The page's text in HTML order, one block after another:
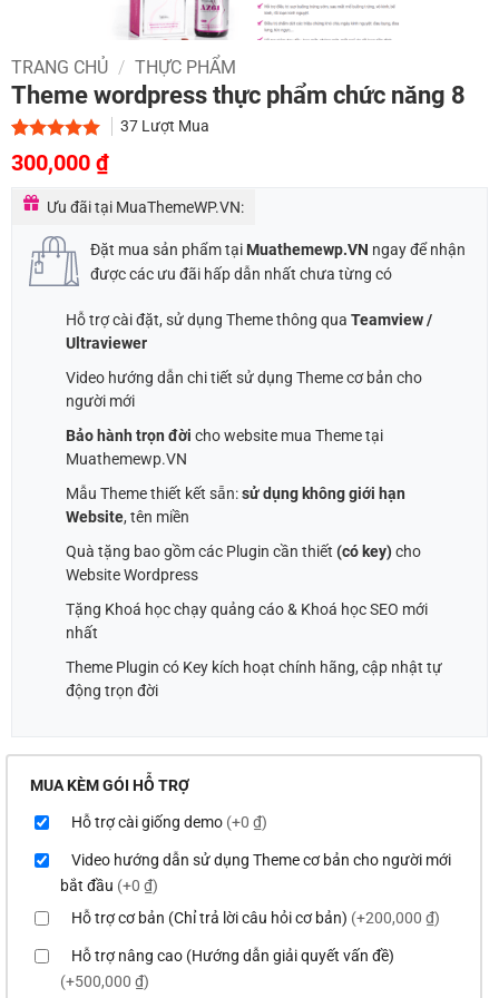
TRANG CHỦ / THỰC PHẨM
Theme wordpress thực phẩm chức năng 8
5.00trên 5
dựa trên
1
37Lượt Mua
Giá
gốc
là:
700,000 ₫.
300,000 ₫Giá
tại
là:
300,000 ₫.
Ưu đãi tại MuaThemeWP.VN:
Đặt mua sản phẩm tại Muathemewp.VN ngay để nhận
được các ưu đãi hấp dẫn nhất chưa từng có
Hỗ trợ cài đặt, sử dụng Theme thông qua Teamview /
Ultraviewer
Video hướng dẫn chi tiết sử dụng Theme cơ bản cho
người mới
Bảo hành trọn đời cho website mua Theme tại
Muathemewp.VN
Mẫu Theme thiết kết sẵn:sử dụng không giới hạn
Website, tên miền
Quà tặng bao gồm các Plugin cần thiết (có key)cho
Website Wordpress
Tặng Khoá học chạy quảng cáo & Khoá học SEO mới
nhất
Theme Plugin có Key kích hoạt chính hãng, cập nhật tự
động trọn đời
MUA KÈM GÓI HỖ TRỢ
Hỗ trợ cài giống demo (+0 ₫)
Video hướng dẫn sử dụng Theme cơ bản cho người mới
bắt đầu (+0 ₫)
Hỗ trợ cơ bản (Chỉ trả lời câu hỏi cơ bản) (+200,000 ₫)
Hỗ trợ nâng cao (Hướng dẫn giải quyết vấn đề)
(+500,000 ₫)